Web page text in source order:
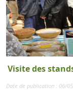
Visite des
Date de publication : 06/